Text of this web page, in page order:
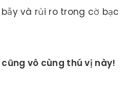
và rủi ro trong cờ bạc
vô cùng thú vị này!